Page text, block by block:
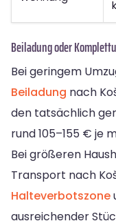
Beiladung oder
Bei geringem
Beiladung nach
den tatsächlich
rund 105–155 € je
Bei größeren
Transport nach
Halteverbotszone
ausreichender